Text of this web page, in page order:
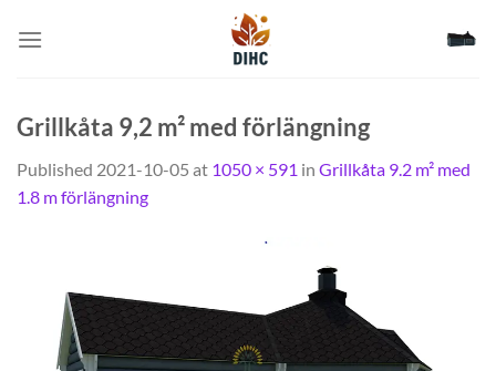
Grillkåta 9,2 m² med förlängning
Published 2021-10-05 at 1050 × 591 in Grillkåta 9.2 m² med
1.8 m förlängning